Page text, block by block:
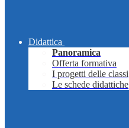
Didattica
Panoramica
Offerta formativa
I progetti delle classi
Le schede didattiche